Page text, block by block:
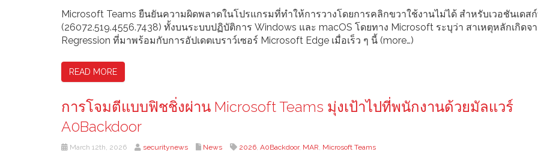
Microsoft Teams ยืนยันความผิดพลาดในโปรแกรมที่ทำให้การวางโดยการคลิกขวาใช้งานไม่ได้ สำหรับเวอชันเดส
(26072.519.4556.7438) ทั้งบนระบบปฏิบัติการ Windows และ macOS โดยทาง Microsoft ระบุว่า สาเหตุหลักเกิดจ
Regression ที่มาพร้อมกับการอัปเดตเบราว์เซอร์ Microsoft Edge เมื่อเร็ว ๆ นี้ (more…)
READ MORE
การโจมตีแบบฟิชชิ่งผ่าน Microsoft Teams มุ่งเป้าไปที่พนักงานด้วยมัลแวร์
A0Backdoor
March 12th, 2026 securitynews News 2026, A0Backdoor, MAR, Microsoft Teams